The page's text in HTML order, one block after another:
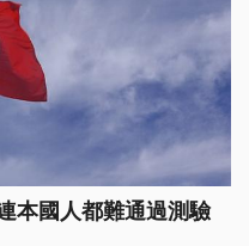
本國人都難通過測驗